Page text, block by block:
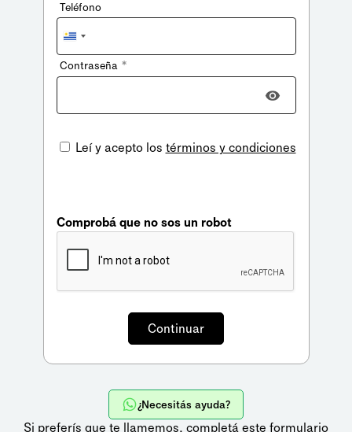
Teléfono
Uruguay
+598
Contraseña *
Leí y acepto los términos y condiciones
Comprobá que no sos un robot
¿Necesitás ayuda?
Si preferís que te llamemos, completá este formulario